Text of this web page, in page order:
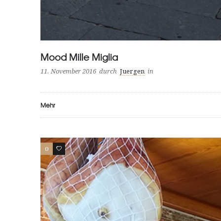
Mood Mille Miglia
11. November 2016 durch Juergen in
Mehr
0 0